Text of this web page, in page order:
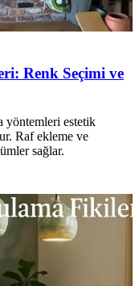
Renk Seçimi ve
yöntemleri estetik
Raf ekleme ve
sağlar.